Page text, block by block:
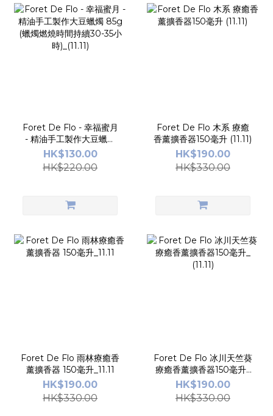
Foret De Flo - 幸福蜜月
- 精油手工製作大豆蠟燭
85g (蠟燭燃燒時間持續
30-35小時)_(11.11)
HK$130.00
HK$220.00
Foret De Flo 木系 療癒
香薰擴香器150毫升 (11.11)
HK$190.00
HK$330.00
Foret De Flo 雨林療癒香
薰擴香器 150毫升_11.11
HK$190.00
HK$330.00
Foret De Flo 冰川天竺葵
療癒香薰擴香器150毫升_
(11.11)
HK$190.00
HK$330.00